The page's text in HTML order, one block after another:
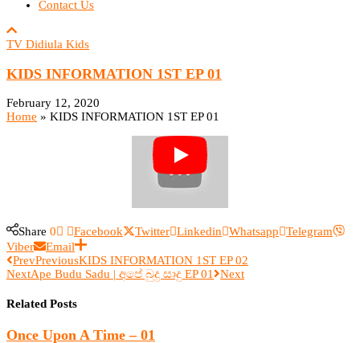
Contact Us
TV Didiula Kids
KIDS INFORMATION 1ST EP 01
February 12, 2020
Home » KIDS INFORMATION 1ST EP 01
Share 0 Facebook Twitter Linkedin Whatsapp
Telegram
Viber
Email
PrevPreviousKIDS INFORMATION 1ST EP 02
NextApe Budu Sadu | අපේ බුදු සාදු EP 01 Next
Related Posts
Once Upon A Time – 01